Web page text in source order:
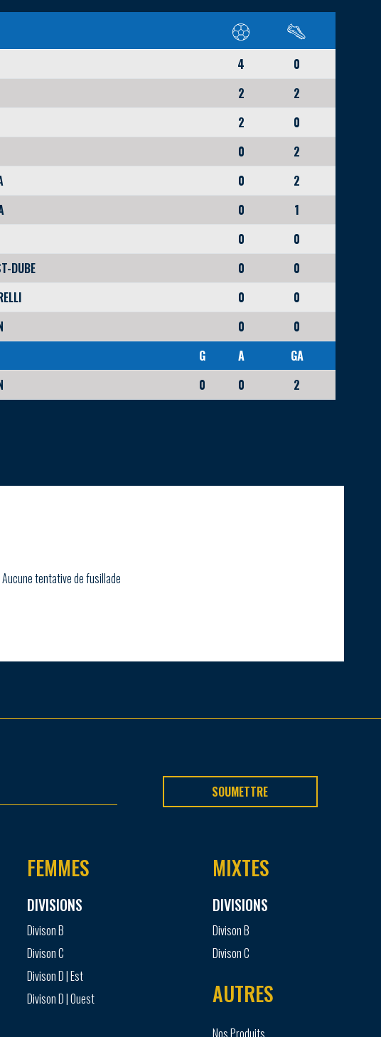
4
0
2
2
2
0
0
2
0
2
0
1
0
0
DUBE
0
0
0
0
0
0
G A
GA
0 0 2
Aucune tentative de fusillade
SOUMETTRE
FEMMES
DIVISIONS
Divison B
Divison C
Divison D | Est
Divison D | Ouest
MIXTES
DIVISIONS
Divison B
Divison C
AUTRES
Nos Produits